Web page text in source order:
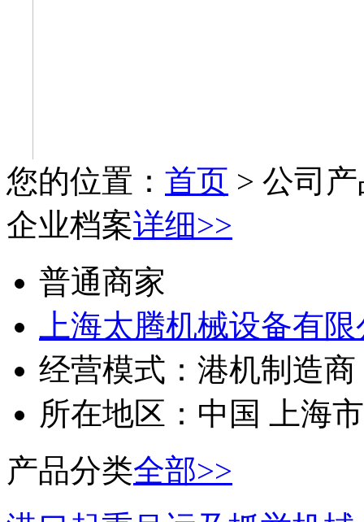
您的位置： 首页 > 公司
企业档案详细>>
普通商家
上海太腾机械设备有
经营模式： 港机制造商
所在地区： 中国 上海
产品分类全部>>